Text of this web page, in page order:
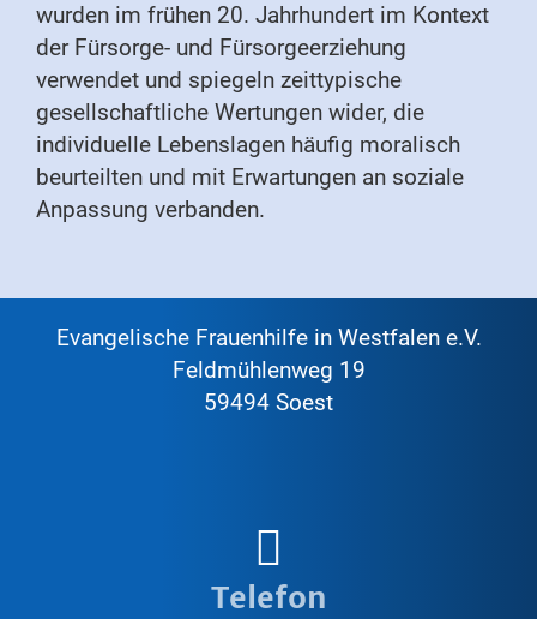
wurden im frühen 20. Jahrhundert im Kontext
der Fürsorge- und Fürsorgeerziehung
verwendet und spiegeln zeittypische
gesellschaftliche Wertungen wider, die
individuelle Lebenslagen häufig moralisch
beurteilten und mit Erwartungen an soziale
Anpassung verbanden.
Evangelische Frauenhilfe in Westfalen e.V.
Feldmühlenweg 19
59494 Soest
Telefon